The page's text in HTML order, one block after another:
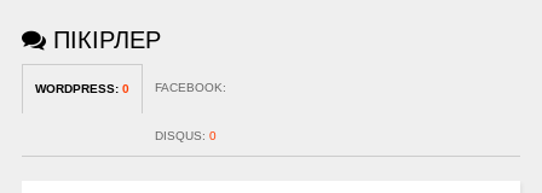
ПІКІРЛЕР
WORDPRESS: 0 FACEBOOK:
DISQUS: 0